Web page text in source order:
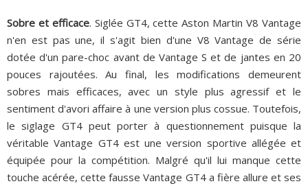
Sobre et efficace. Siglée GT4, cette Aston Martin V8 Vantage
n'en est pas une, il s'agit bien d'une V8 Vantage de série
dotée d'un pare-choc avant de Vantage S et de jantes en 20
pouces rajoutées. Au final, les modifications demeurent
sobres mais efficaces, avec un style plus agressif et le
sentiment d'avori affaire à une version plus cossue. Toutefois,
le siglage GT4 peut porter à questionnement puisque la
véritable Vantage GT4 est une version sportive allégée et
équipée pour la compétition. Malgré qu'il lui manque cette
touche acérée, cette fausse Vantage GT4 a fière allure et ses